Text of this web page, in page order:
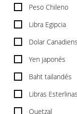
Peso Chileno
Libra Egipcia
Dolar
Yen japonés
Baht tailandés
Libras Esterlinas
Quetzal